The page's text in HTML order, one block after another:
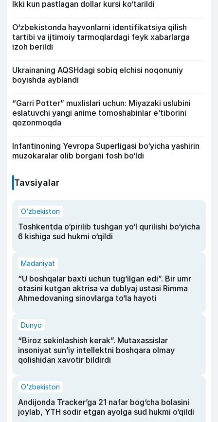
Ikki kun pastlagan dollar kursi ko‘tarildi
O‘zbekistonda hayvonlarni identifikatsiya qilish
tartibi va ijtimoiy tarmoqlardagi feyk xabarlarga
izoh berildi
Ukrainaning AQSHdagi sobiq elchisi noqonuniy
boyishda ayblandi
“Garri Potter” muxlislari uchun: Miyazaki uslubini
eslatuvchi yangi anime tomoshabinlar e’tiborini
qozonmoqda
Infantinoning Yevropa Superligasi bo‘yicha yashirin
muzokaralar olib borgani fosh bo‘ldi
Tavsiyalar
O‘zbekiston
Toshkentda o‘pirilib tushgan yo‘l qurilishi bo‘yicha
6 kishiga sud hukmi o‘qildi
Madaniyat
“U boshqalar baxti uchun tug‘ilgan edi”. Bir umr
otasini kutgan aktrisa va dublyaj ustasi Rimma
Ahmedovaning sinovlarga to‘la hayoti
Dunyo
“Biroz sekinlashish kerak”. Mutaxassislar
insoniyat sun’iy intellektni boshqara olmay
qolishidan xavotir bildirdi
O‘zbekiston
Andijonda Tracker’ga 21 nafar bog‘cha bolasini
joylab, YTH sodir etgan ayolga sud hukmi o‘qildi